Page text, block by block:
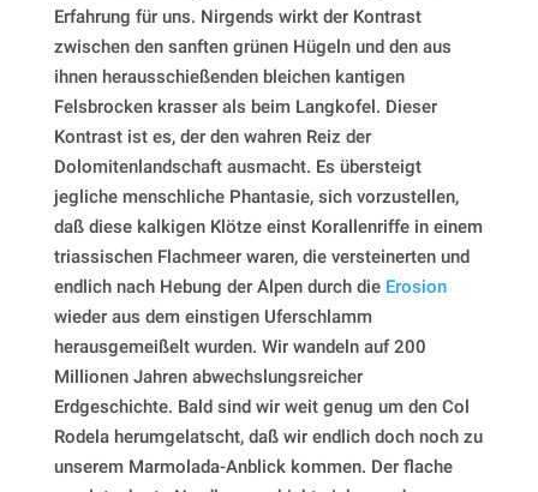
Erfahrung für uns. Nirgends wirkt der Kontrast
zwischen den sanften grünen Hügeln und den aus
ihnen herausschießenden bleichen kantigen
Felsbrocken krasser als beim Langkofel. Dieser
Kontrast ist es, der den wahren Reiz der
Dolomitenlandschaft ausmacht. Es übersteigt
jegliche menschliche Phantasie, sich vorzustellen,
daß diese kalkigen Klötze einst Korallenriffe in einem
triassischen Flachmeer waren, die versteinerten und
endlich nach Hebung der Alpen durch die Erosion
wieder aus dem einstigen Uferschlamm
herausgemeißelt wurden. Wir wandeln auf 200
Millionen Jahren abwechslungsreicher
Erdgeschichte. Bald sind wir weit genug um den Col
Rodela herumgelatscht, daß wir endlich doch noch zu
unserem Marmolada-Anblick kommen. Der flache